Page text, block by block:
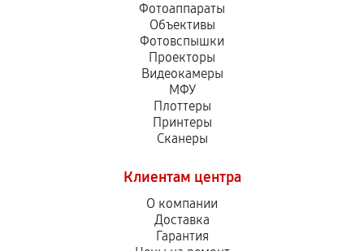
Фотоаппараты
Объективы
Фотовспышки
Проекторы
Видеокамеры
МФУ
Плоттеры
Принтеры
Сканеры
Клиентам центра
О компании
Доставка
Гарантия